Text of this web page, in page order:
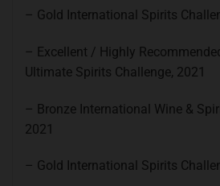
– Gold International Spirits
– Excellent / Highly
Ultimate Spirits Challenge, 2021
– Bronze International Wine &
2021
– Gold International Spirits